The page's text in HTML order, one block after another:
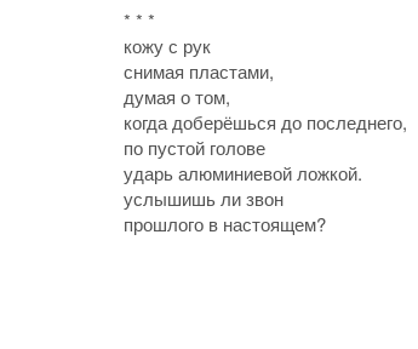
* * *
кожу с рук
снимая пластами,
думая о том,
когда доберёшься до последнего,
по пустой голове
ударь алюминиевой ложкой.
услышишь ли звон
прошлого в настоящем?